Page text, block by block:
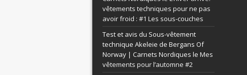
vêtements techniques pour ne pas
avoir froid : #1 Les sous-couches
Test et avis du Sous-vêtement
technique Akeleie de Bergans Of
Norway | Carnets Nordiques le Mes
vêtements pour l’automne #2